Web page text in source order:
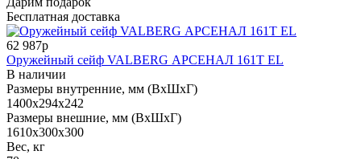
Бесплатная доставка
62 987р
Оружейный сейф VALBERG АРСЕНАЛ 161Т EL
В наличии
Размеры внутренние, мм (ВхШхГ)
1400x294x242
Размеры внешние, мм (ВхШхГ)
1610x300x300
Вес, кг